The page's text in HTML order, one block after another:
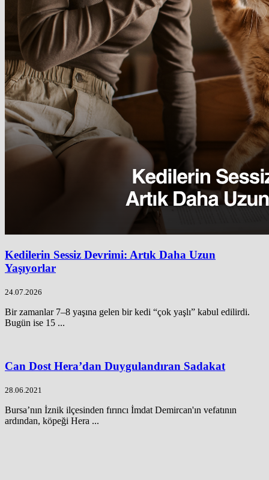
Kedilerin Sessiz Devrimi: Artık Daha Uzun
Yaşıyorlar
24.07.2026
Bir zamanlar 7–8 yaşına gelen bir kedi “çok yaşlı” kabul edilirdi.
Bugün ise 15 ...
Can Dost Hera’dan Duygulandıran Sadakat
28.06.2021
Bursa’nın İznik ilçesinden fırıncı İmdat Demircan'ın vefatının
ardından, köpeği Hera ...